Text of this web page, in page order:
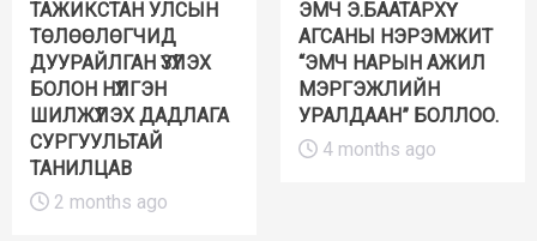
ТАЖИКСТАН УЛСЫН
ТӨЛӨӨЛӨГЧИД
ДУУРАЙЛГАН ҮЗҮҮЛЭХ
БОЛОН НҮҮЛГЭН
ШИЛЖҮҮЛЭХ ДАДЛАГА
СУРГУУЛЬТАЙ
ТАНИЛЦАВ
2 months ago
ЭМЧ Э.БААТАРХҮҮ
АГСАНЫ НЭРЭМЖИТ
“ЭМЧ НАРЫН АЖИЛ
МЭРГЭЖЛИЙН
УРАЛДААН” БОЛЛОО.
4 months ago